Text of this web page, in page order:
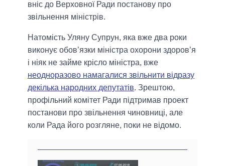
вніс до Верховної Ради постанову про
звільнення міністрів.
Натомість Уляну Супрун, яка вже два роки
виконує обов’язки міністра охорони здоров’я
і ніяк не займе крісло міністра, вже
неодноразово намагалися звільнити відразу
декілька народних депутатів. Зрештою,
профільний комітет Ради підтримав проект
постанови про звільнення чиновниці, але
коли Рада його розгляне, поки не відомо.